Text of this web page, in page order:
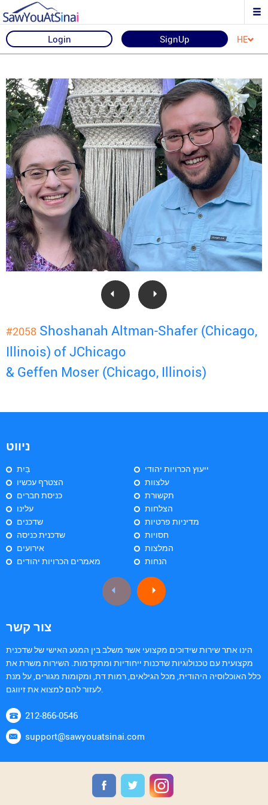
Login SignUp HE
#2058 Shoshanah Altman-Shafer (Chicago,
Illinois) of JChicago
& Geffen Moser (Chicago, Illinois)
ניווט
בַּיִת
הצטרף עכשיו
כניסת חברים
עלינו
שדכנים
שדכנית כניסה
אירועים
מאמרים הכרויות יהודים
ייעוץ הכרויות יהודי
עלצוות
תקשורת
הצלחות
מדיניות פרטיות
חסויות
המלצות
הנחות
צור קשר
הינו אתר שירות שידוכים מקצועי אשר משלב בין המגע האישי של שדכנית
מקצועית עם טכנולוגיות שדכנות ייחודיות ומתקדמות. השירות משרת את
כלל האוכלוסיה היהודית, מכל הגילאים, רמות דת, ומקומות מגורים, על מנת
לעזור להם למצוא את זיווגם.
212-866-0546
support@sawyouatsinai.com